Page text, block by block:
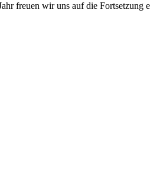
freuen wir uns auf die Fortsetzung